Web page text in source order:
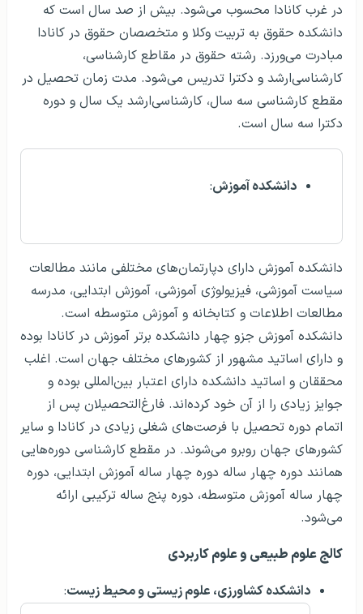
در غرب کانادا محسوب می‌شود. بیش از صد سال است که
دانشکده حقوق به تربیت وکلا و متخصصان حقوق در کانادا
مبادرت می‌ورزد. رشته حقوق در مقاطع کارشناسی،
کارشناسی‌ارشد و دکترا تدریس می‌شود. مدت زمان تحصیل در
مقطع کارشناسی سه سال، کارشناسی‌ارشد یک سال و دوره
دکترا سه سال است.
دانشکده آموزش:
دانشکده آموزش دارای دپارتمان‌های مختلفی مانند مطالعات
سیاست آموزشی، فیزیولوژی آموزشی، آموزش ابتدایی، مدرسه
مطالعات اطلاعات و کتابخانه و آموزش متوسطه است.
دانشکده آموزش جزو چهار دانشکده برتر آموزش در کانادا بوده
و دارای اساتید مشهور از کشورهای مختلف جهان است. اغلب
محققان و اساتید دانشکده دارای اعتبار بین‌المللی بوده و
جوایز زیادی را از آن خود کرده‌اند. فارغ‌التحصیلان پس از
اتمام دوره تحصیل با فرصت‌های شغلی زیادی در کانادا و سایر
کشورهای جهان روبرو می‌شوند. در مقطع کارشناسی دوره‌هایی
همانند دوره چهار ساله دوره چهار ساله آموزش ابتدایی، دوره
چهار ساله آموزش متوسطه، دوره پنج ساله ترکیبی ارائه
می‌شود.
کالج علوم طبیعی و علوم کاربردی
دانشکده کشاورزی، علوم زیستی و محیط زیست: